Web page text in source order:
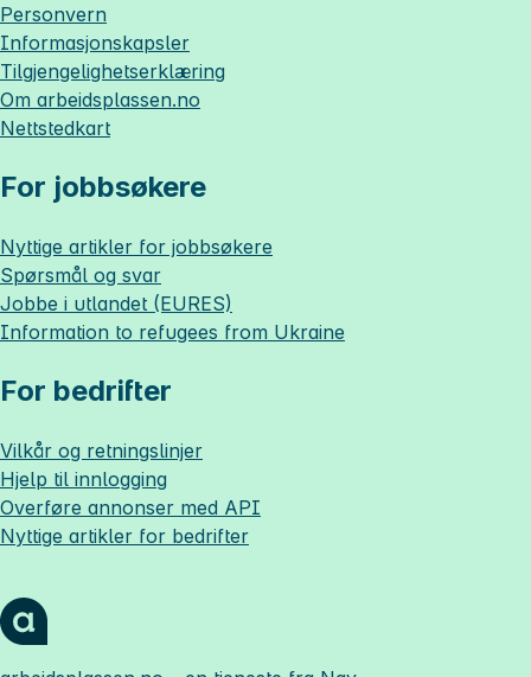
Personvern
Informasjonskapsler
Tilgjengelighetserklæring
Om arbeidsplassen.no
Nettstedkart
For jobbsøkere
Nyttige artikler for jobbsøkere
Spørsmål og svar
Jobbe i utlandet (EURES)
Information to refugees from Ukraine
For bedrifter
Vilkår og retningslinjer
Hjelp til innlogging
Overføre annonser med API
Nyttige artikler for bedrifter